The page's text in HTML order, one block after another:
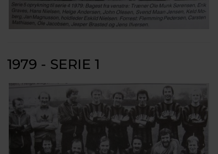
1979 - SERIE 1